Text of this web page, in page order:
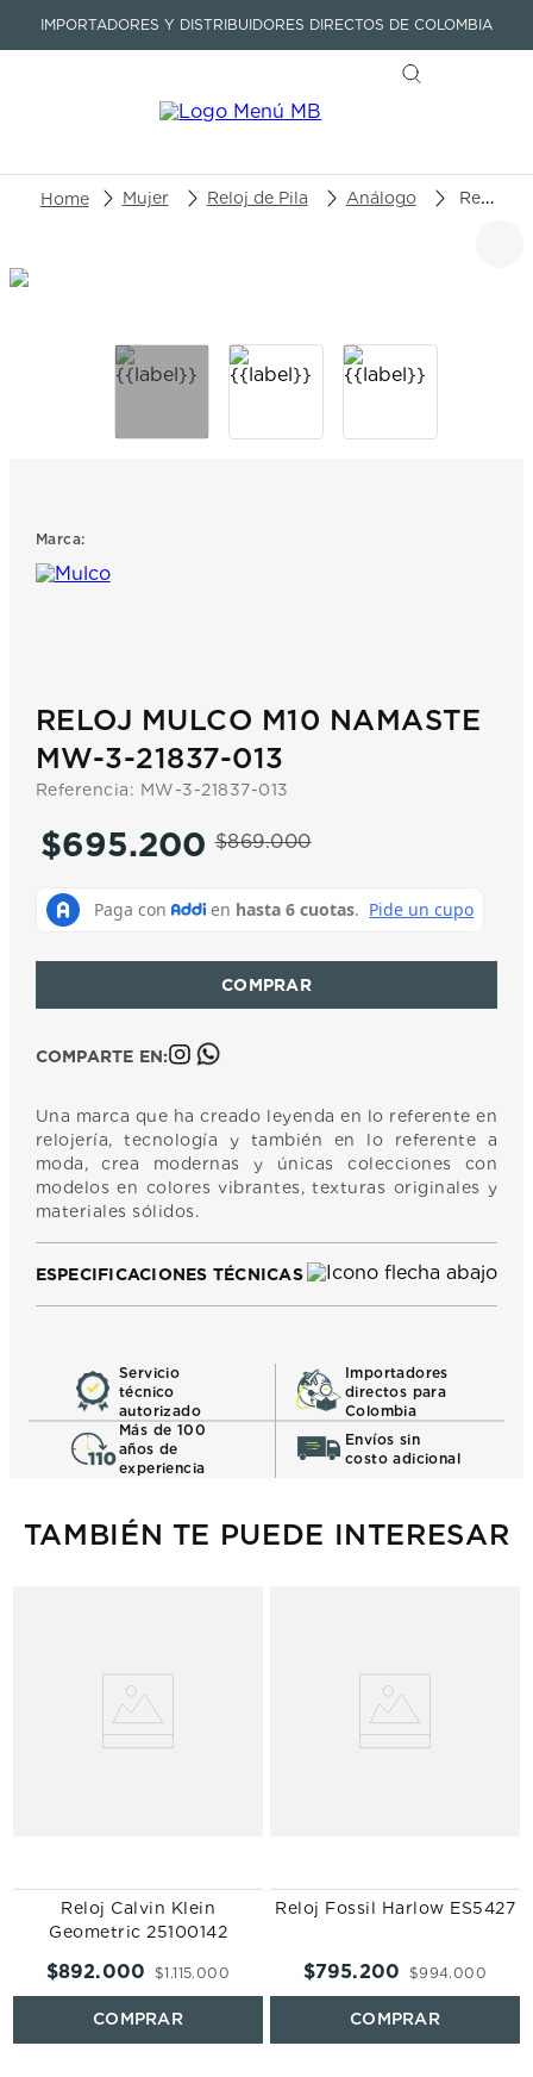
IMPORTADORES Y DISTRIBUIDORES DIRECTOS DE COLOMBIA
Buscar un producto o artículo
Mujer Reloj de Pila Análogo Reloj Mulco M10 Namaste MW-3-21837-013
Marca:
RELOJ MULCO M10 NAMASTE
MW-3-21837-013
Referencia: MW-3-21837-013
$869.000
$695.200
COMPARTE EN:
Una marca que ha creado leyenda en lo referente en
relojería, tecnología y también en lo referente a
moda, crea modernas y únicas colecciones con
modelos en colores vibrantes, texturas originales y
materiales sólidos.
ESPECIFICACIONES TÉCNICAS
Servicio
técnico
autorizado
Importadores
directos para
Colombia
Más de 100
años de
experiencia
Envíos sin
costo adicional
TAMBIÉN TE PUEDE INTERESAR
Reloj Calvin Klein
Geometric 25100142
$1 .115.000
$892.000
Reloj Fossil Harlow ES5427
$994.000
$795.200
3.
integral